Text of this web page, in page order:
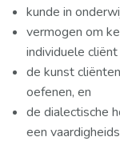
kunde in
vermogen om
individuele
de kunst
oefenen, en
de dialectische
een